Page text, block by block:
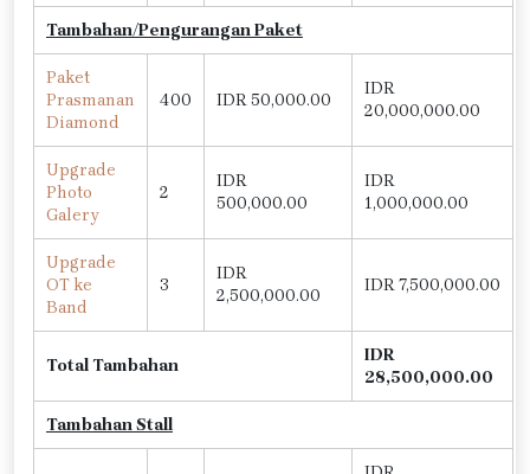
Tambahan/Pengurangan Paket
Paket
Prasmanan
Diamond
400 IDR 50,000.00
IDR
20,000,000.00
Upgrade
Photo
Galery
2
IDR
500,000.00
IDR
1,000,000.00
Upgrade
OT ke
Band
3
IDR
2,500,000.00
IDR 7,500,000.00
Total Tambahan
IDR
28,500,000.00
Tambahan Stall